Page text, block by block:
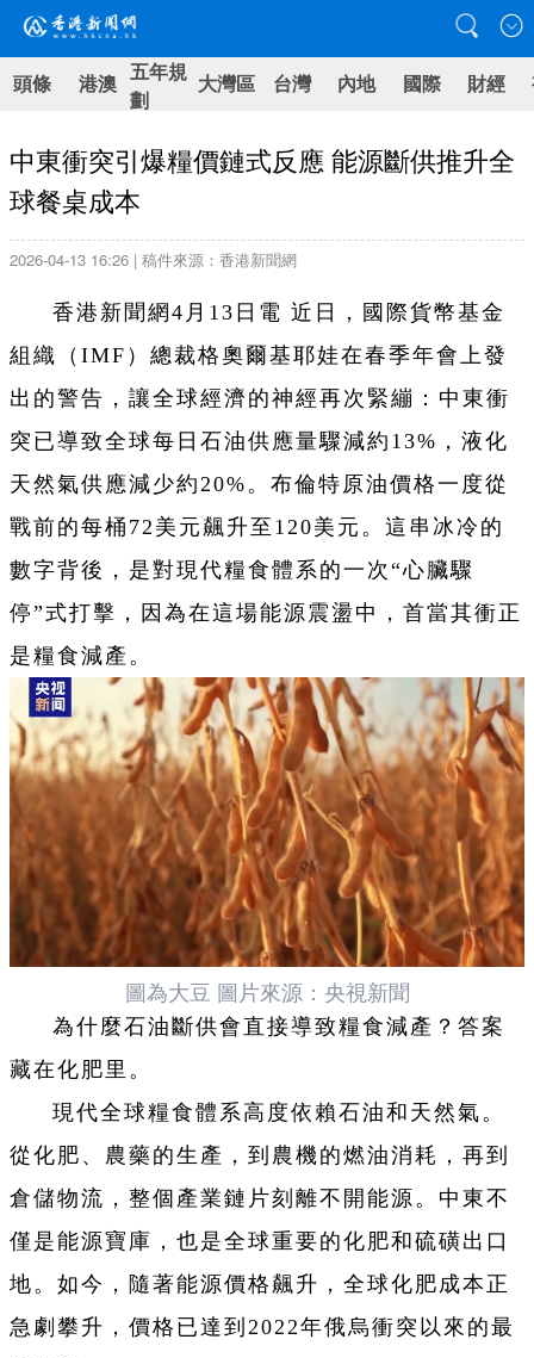
頭條 港澳 五年規
劃
大灣區 台灣 內地 國際 財經
中東衝突引爆糧價鏈式反應 能源斷供推升全
球餐桌成本
2026-04-13 16:26 | 稿件來源：香港新聞網
香港新聞網4月13日電 近日，國際貨幣基金
組織（IMF）總裁格奧爾基耶娃在春季年會上發
出的警告，讓全球經濟的神經再次緊繃：中東衝
突已導致全球每日石油供應量驟減約13%，液化
天然氣供應減少約20%。布倫特原油價格一度從
戰前的每桶72美元飆升至120美元。這串冰冷的
數字背後，是對現代糧食體系的一次“心臟驟
停”式打擊，因為在這場能源震盪中，首當其衝正
是糧食減產。
圖為大豆 圖片來源：央視新聞
為什麼石油斷供會直接導致糧食減產？答案
藏在化肥里。
現代全球糧食體系高度依賴石油和天然氣。
從化肥、農藥的生產，到農機的燃油消耗，再到
倉儲物流，整個產業鏈片刻離不開能源。中東不
僅是能源寶庫，也是全球重要的化肥和硫磺出口
地。如今，隨著能源價格飆升，全球化肥成本正
急劇攀升，價格已達到2022年俄烏衝突以來的最